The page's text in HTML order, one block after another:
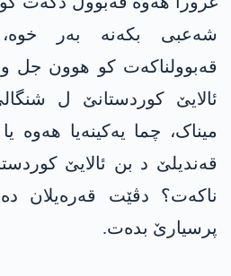
شەعبی بکەنە بەر
قەبوولناکەت کو ھوون جل
ئالایێ کوردستانێ ل
میناک، چما یەکینەیا هەوە
قەندیلێ د بن ئالایێ
ناکەت؟ دڤێت قەرەیلان
پرسیارێ بدەت.